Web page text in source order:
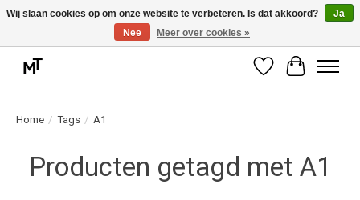
Deskundige installatie of montage nodig? Vraag ons naar de mogelijkheden.
Verlanglijst
Home / Tags / A1
Producten getagd met A1
Wij slaan cookies op om onze website te verbeteren. Is dat akkoord?
Ja
Nee
Meer over cookies »